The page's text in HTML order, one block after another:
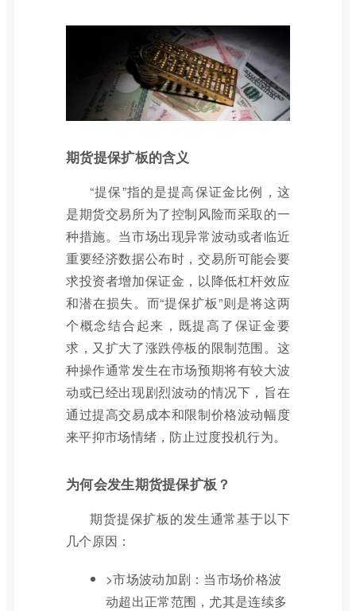
期货提保扩板的含义
“提保”指的是提高保证金比例，这
是期货交易所为了控制风险而采取的一
种措施。当市场出现异常波动或者临近
重要经济数据公布时，交易所可能会要
求投资者增加保证金，以降低杠杆效应
和潜在损失。而“提保扩板”则是将这两
个概念结合起来，既提高了保证金要
求，又扩大了涨跌停板的限制范围。这
种操作通常发生在市场预期将有较大波
动或已经出现剧烈波动的情况下，旨在
通过提高交易成本和限制价格波动幅度
来平抑市场情绪，防止过度投机行为。
为何会发生期货提保扩板？
期货提保扩板的发生通常基于以下
几个原因：
>市场波动加剧：当市场价格波
动超出正常范围，尤其是连续多